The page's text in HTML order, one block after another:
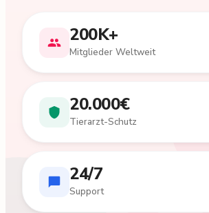
200K+
Mitglieder Weltweit
20.000€
Tierarzt-Schutz
24/7
Support